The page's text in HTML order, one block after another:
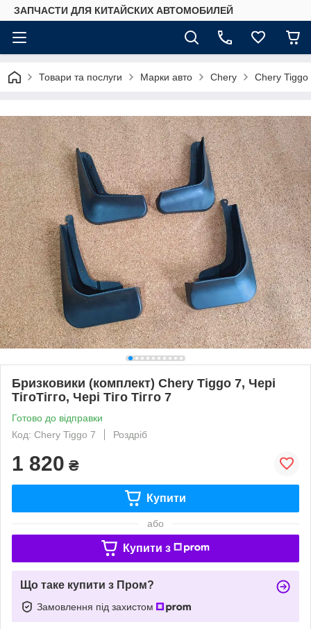
ЗАПЧАСТИ ДЛЯ КИТАЙСКИХ АВТОМОБИЛЕЙ
Товари та послуги Марки авто Chery Chery Tiggo
Бризковики (комплект) Chery Tiggo 7, Чері
ТігоТігго, Чері Тіго Тігго 7
Готово до відправки
Код: Chery Tiggo 7
Роздріб
1 820 ₴
Купити
або
Купити з
Що таке купити з Пром?
Замовлення під захистом